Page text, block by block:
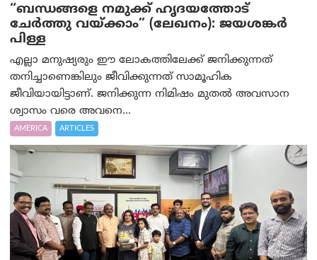
“ബന്ധങ്ങളെ നമുക്ക് ഹൃദയത്തോട്
ചേർത്തു വയ്ക്കാം” (ലേഖനം): ജയശങ്കര്‍
പിള്ള
എല്ലാ മനുഷ്യരും ഈ ലോകത്തിലേക്ക് ജനിക്കുന്നത്
തനിച്ചാണെങ്കിലും ജീവിക്കുന്നത് സാമൂഹിക
ജീവിയായിട്ടാണ്. ജനിക്കുന്ന നിമിഷം മുതൽ അവസാന
ശ്വാസം വരെ അവനെ...
AMERICA ARTICLES